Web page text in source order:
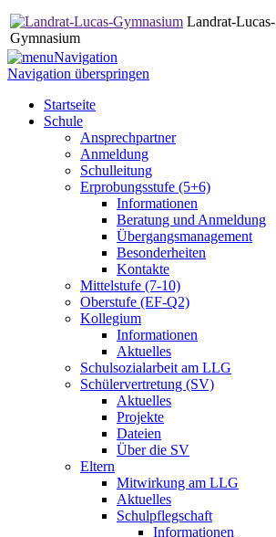
Landrat-Lucas-
Gymnasium
Navigation
Navigation überspringen
Startseite
Schule
Ansprechpartner
Anmeldung
Schulleitung
Erprobungsstufe (5+6)
Informationen
Beratung und Anmeldung
Übergangsmanagement
Besonderheiten
Kontakte
Mittelstufe (7-10)
Oberstufe (EF-Q2)
Kollegium
Informationen
Aktuelles
Schulsozialarbeit am LLG
Schülervertretung (SV)
Aktuelles
Projekte
Dateien
Über die SV
Eltern
Mitwirkung am LLG
Aktuelles
Schulpflegschaft
Informationen